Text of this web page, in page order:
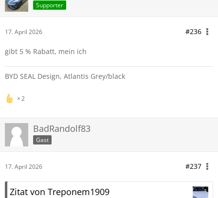
Supporter
17. April 2026 #236
gibt 5 % Rabatt, mein ich
BYD SEAL Design, Atlantis Grey/black
2
BadRandolf83
Gast
17. April 2026 #237
Zitat von Treponem1909